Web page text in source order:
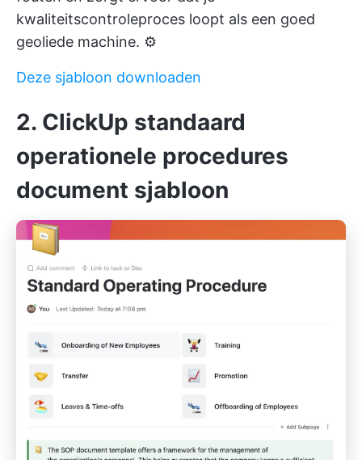
kwaliteitscontroleproces loopt als een goed
geoliede machine. ⚙️
Deze sjabloon downloaden
2. ClickUp standaard
operationele procedures
document sjabloon